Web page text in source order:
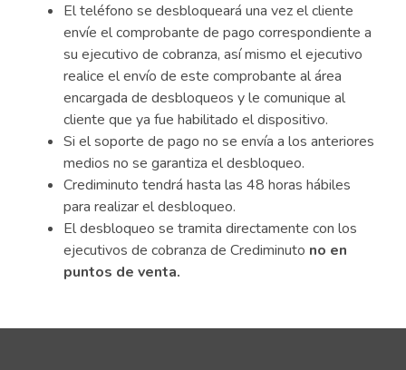
El teléfono se desbloqueará una vez el cliente
envíe el comprobante de pago correspondiente a
su ejecutivo de cobranza, así mismo el ejecutivo
realice el envío de este comprobante al área
encargada de desbloqueos y le comunique al
cliente que ya fue habilitado el dispositivo.
Si el soporte de pago no se envía a los anteriores
medios no se garantiza el desbloqueo.
Crediminuto tendrá hasta las 48 horas hábiles
para realizar el desbloqueo.
El desbloqueo se tramita directamente con los
ejecutivos de cobranza de Crediminuto no en
puntos de venta.